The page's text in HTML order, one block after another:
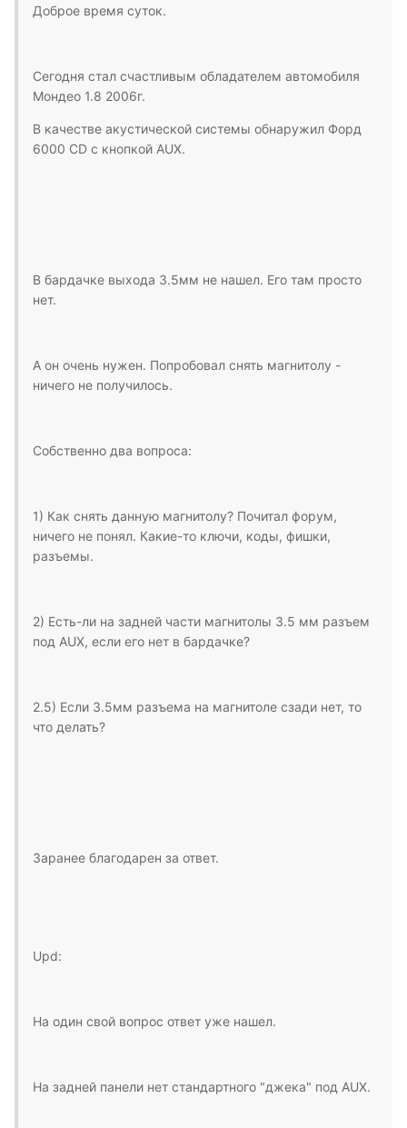
Доброе время суток.
Сегодня стал счастливым обладателем автомобиля
Мондео 1.8 2006г.
В качестве акустической системы обнаружил Форд
6000 CD с кнопкой AUX.
В бардачке выхода 3.5мм не нашел. Его там просто
нет.
А он очень нужен. Попробовал снять магнитолу -
ничего не получилось.
Собственно два вопроса:
1) Как снять данную магнитолу? Почитал форум,
ничего не понял. Какие-то ключи, коды, фишки,
разъемы.
2) Есть-ли на задней части магнитолы 3.5 мм разъем
под AUX, если его нет в бардачке?
2.5) Если 3.5мм разъема на магнитоле сзади нет, то
что делать?
Заранее благодарен за ответ.
Upd:
На один свой вопрос ответ уже нашел.
На задней панели нет стандартного "джека" под AUX.